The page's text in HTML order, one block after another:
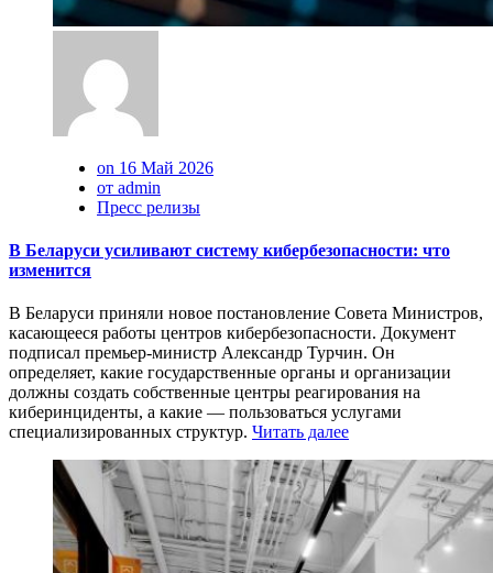
on 16 Май 2026
от admin
Пресс релизы
В Беларуси усиливают систему кибербезопасности: что
изменится
В Беларуси приняли новое постановление Совета Министров,
касающееся работы центров кибербезопасности. Документ
подписал премьер-министр Александр Турчин. Он
определяет, какие государственные органы и организации
должны создать собственные центры реагирования на
киберинциденты, а какие — пользоваться услугами
специализированных структур. Читать далее